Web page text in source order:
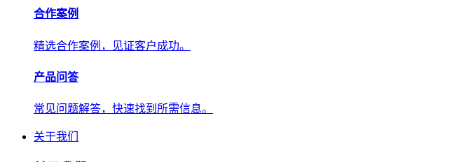
产品问答
常见问题解答，快速找到所需信息。
关于我们
关于我们
人才招聘